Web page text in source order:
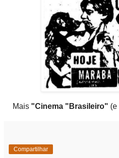
Mais "Cinema "Brasileiro" (e
Compartilhar